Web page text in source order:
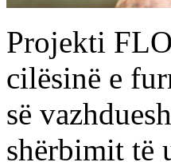
Projekti
cilësinë e
së
shërbimit të